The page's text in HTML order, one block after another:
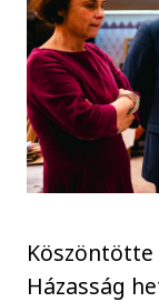
Köszöntötte
Házasság